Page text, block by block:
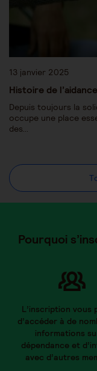
13 janvier 2025
Histoire de l’aidance
Depuis toujours la
occupe une place
des…
Pourquoi
L’inscription vous
d’accéder à de
informations
dépendance et
avec d’autres